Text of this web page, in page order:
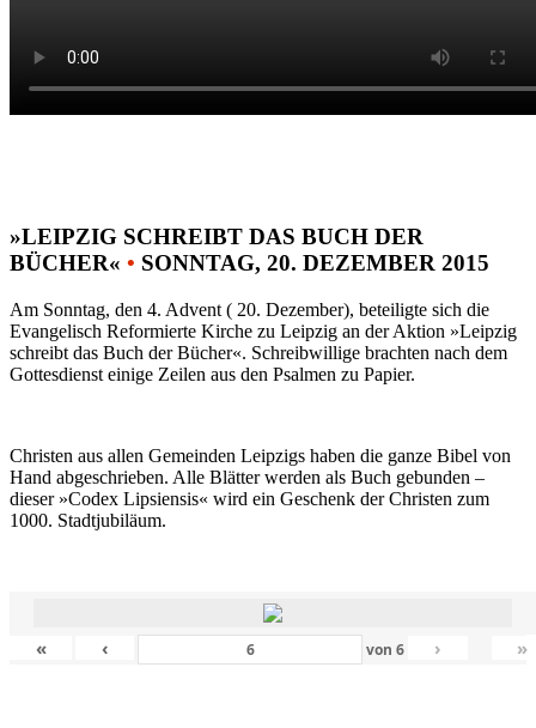
»LEIPZIG SCHREIBT DAS BUCH DER
BÜCHER« • SONNTAG, 20. DEZEMBER 2015
Am Sonntag, den 4. Advent ( 20. Dezember), beteiligte sich die
Evangelisch Reformierte Kirche zu Leipzig an der Aktion »Leipzig
schreibt das Buch der Bücher«. Schreibwillige brachten nach dem
Gottesdienst einige Zeilen aus den Psalmen zu Papier.
Christen aus allen Gemeinden Leipzigs haben die ganze Bibel von
Hand abgeschrieben. Alle Blätter werden als Buch gebunden –
dieser »Codex Lipsiensis« wird ein Geschenk der Christen zum
1000. Stadtjubiläum.
« ‹ von6 › »